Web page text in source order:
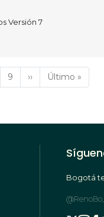
Versión 7
Página
9
Siguiente
página
››
Última
página
Último »
Bogotá